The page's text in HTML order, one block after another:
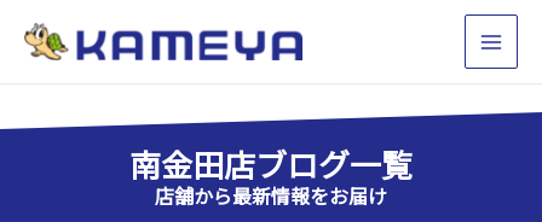
南金田店ブログ一覧
店舗から最新情報をお届け